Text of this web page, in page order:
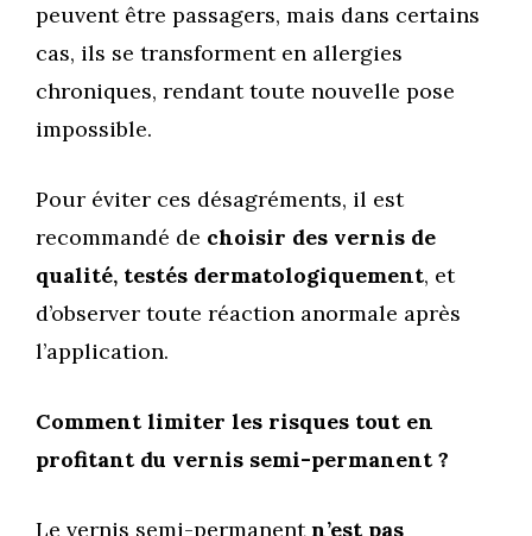
peuvent être passagers, mais dans certains
cas, ils se transforment en allergies
chroniques, rendant toute nouvelle pose
impossible.
Pour éviter ces désagréments, il est
recommandé de choisir des vernis de
qualité, testés dermatologiquement, et
d’observer toute réaction anormale après
l’application.
Comment limiter les risques tout en
profitant du vernis semi-permanent ?
Le vernis semi-permanentn’est pas